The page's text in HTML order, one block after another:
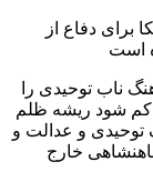
برای دفاع از
است
ناب توحیدی را
شود ریشه ظلم
توحیدی و عدالت و
سال استبداد شاهنشاهی خارج